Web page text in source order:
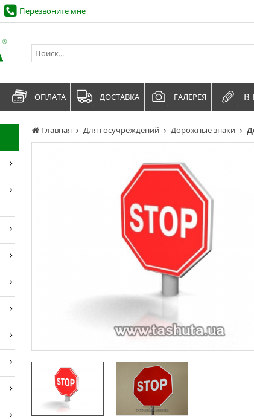
Главная Для госучреждений Дорожные знаки
Перезвоните мне
ОПЛАТА ДОСТАВКА ГАЛЕРЕЯ В